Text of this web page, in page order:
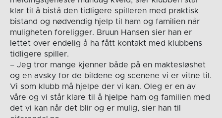
klar til å bistå den tidligere spilleren med praktisk
bistand og nødvendig hjelp til ham og familien når
muligheten foreligger. Bruun Hansen sier han er
lettet over endelig å ha fått kontakt med klubbens
tidligere spiller.
– Jeg tror mange kjenner både på en maktesløshet
og en avsky for de bildene og scenene vi er vitne til.
Vi som klubb må hjelpe der vi kan. Oleg er en av
våre og vi står klare til å hjelpe ham og familien med
det vi kan når det blir og er mulig, sier han til